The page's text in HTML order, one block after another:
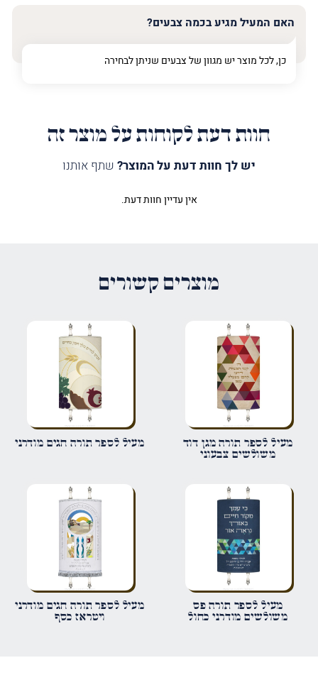
האם המעיל מגיע בכמה צבעים?
כן, לכל מוצר יש מגוון של צבעים שניתן לבחירה
חוות דעת לקוחות על מוצר זה
יש לך חוות דעת על המוצר? שתף אותנו
הביקורת שלך*
שם*
שמור בדפדפן זה את השם, האימייל והאתר שלי לפעם הבאה שאגיב.
אין עדיין חוות דעת.
מוצרים קשורים
מעיל לספר תורה מגן דוד
משולשים צבעוני
מעיל לספר תורה חגים מודרני
מעיל לספר תורה פס
משולשים מודרני כחול
מעיל לספר תורה חגים מודרני
ויטראז כסף